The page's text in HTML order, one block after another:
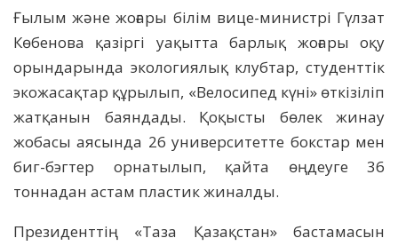
Ғылым және жоғары білім вице-министрі Гүлзат
Көбенова қазіргі уақытта барлық жоғары оқу
орындарында экологиялық клубтар, студенттік
экожасақтар құрылып, «Велосипед күні» өткізіліп
жатқанын баяндады. Қоқысты бөлек жинау
жобасы аясында 26 университетте бокстар мен
биг-бэгтер орнатылып, қайта өңдеуге 36
тоннадан астам пластик жиналды.
Президенттің «Таза Қазақстан» бастамасын